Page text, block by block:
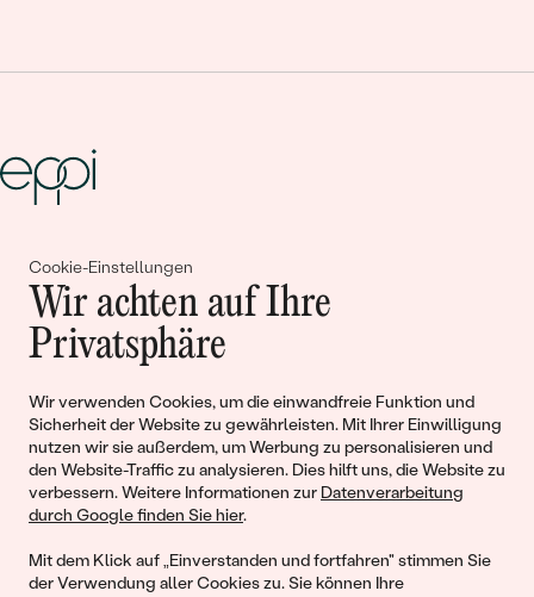
Cookie-Einstellungen
Wir achten auf Ihre
Privatsphäre
Wir verwenden Cookies, um die einwandfreie Funktion und
Sicherheit der Website zu gewährleisten. Mit Ihrer Einwilligung
nutzen wir sie außerdem, um Werbung zu personalisieren und
den Website-Traffic zu analysieren. Dies hilft uns, die Website zu
verbessern. Weitere Informationen zur Datenverarbeitung
durch Google finden Sie hier.
Mit dem Klick auf „Einverstanden und fortfahren" stimmen Sie
der Verwendung aller Cookies zu. Sie können Ihre
Gemeinsam erschaffen wir
Geschichten von Schönheit und
Liebe
Begleiten Sie uns!